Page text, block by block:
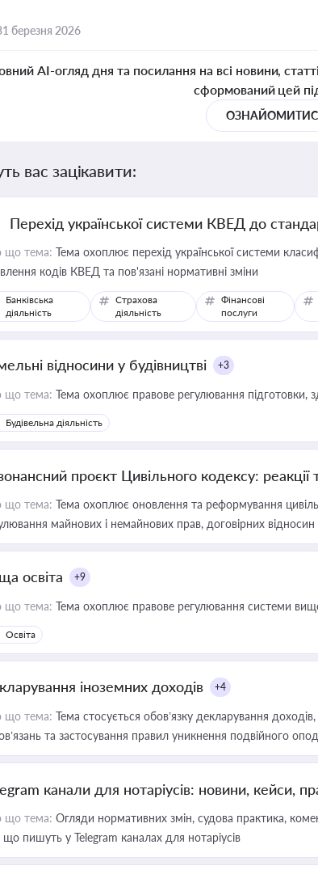
березня 2026
AI-огляд дня та посилання на всі новини,
сформований цей
вас зацікавити:
Перехід української системи КВЕД до
що тема: Тема охоплює перехід української системи
кодів КВЕД та пов'язані нормативні зміни
Банківська
діяльність
Страхова
діяльність
Фінансові
послуги
відносини у будівництві +3
що тема: Тема охоплює правове регулювання підготовки,
Будівельна діяльність
проєкт Цивільного кодексу: реакції
що тема: Тема охоплює оновлення та реформування
майнових і немайнових прав, договірних
освіта +9
що тема: Тема охоплює правове регулювання системи вищої
Освіта
іноземних доходів +4
що тема: Тема стосується обов’язку декларування
та застосування правил уникнення подвійного
канали для нотаріусів: новини, кейси,
що тема: Огляди нормативних змін, судова практика,
що пишуть у Telegram каналах для нотаріусів